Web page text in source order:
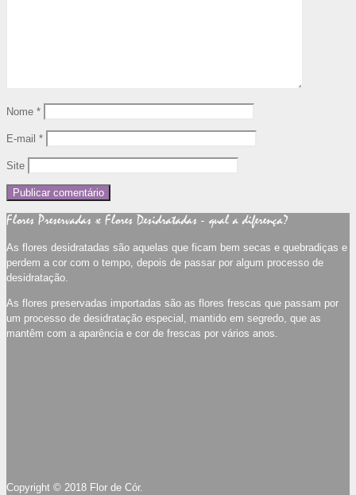
Nome *
E-mail *
Site
Flores Preservadas x Flores Desidratadas - qual a diferença?
As flores desidratadas são aquelas que ficam bem secas e quebradiças e
perdem a cor com o tempo, depois de passar por algum processo de
desidratação.
As flores preservadas importadas são as flores frescas que passam por
um processo de desidratação especial, mantido em segredo, que as
mantêm com a aparência e cor de frescas por vários anos.
Copyright © 2018 Flor de Cór.